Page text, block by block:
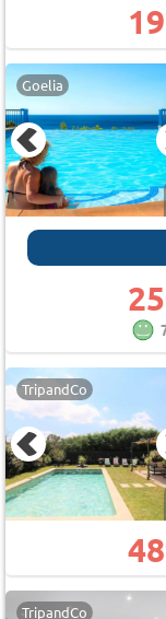
Goelia
TripandCo
TripandCo